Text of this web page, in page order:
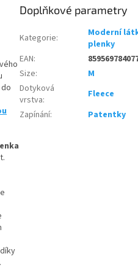
.
Doplňkové parametry
Kategorie:
Moderní
plenky
EAN:
Size:
M
Dotyková
vrstva:
Fleece
Zapínání: Patentky